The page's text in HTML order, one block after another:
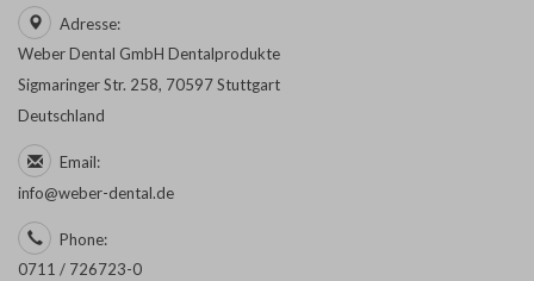
Adresse:
Weber Dental GmbH Dentalprodukte
Sigmaringer Str. 258, 70597 Stuttgart
Deutschland
Email:
info@weber-dental.de
Phone:
0711 / 726723-0